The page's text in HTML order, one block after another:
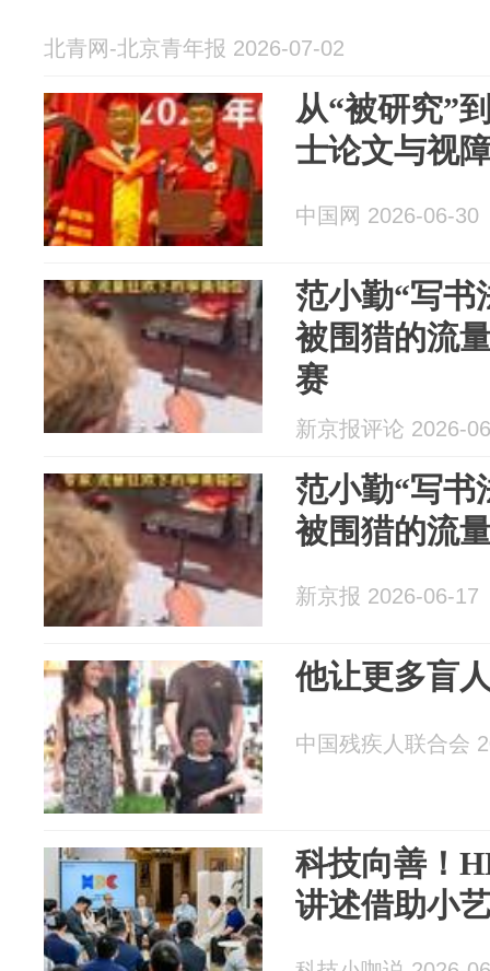
北青网-北京青年报 2026-07-02
从“被研究”
士论文与视
中国网 2026-06-30
范小勤“写书
被围猎的流
赛
新京报评论 2026-
范小勤“写书
被围猎的流
新京报 2026-06-17
他让更多盲
中国残疾人联合会
科技向善！
讲述借助小